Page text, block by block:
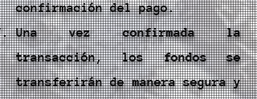
confirmación del pago.
Una vez confirmada la
transacción, los fondos se
transferirán de manera segura y